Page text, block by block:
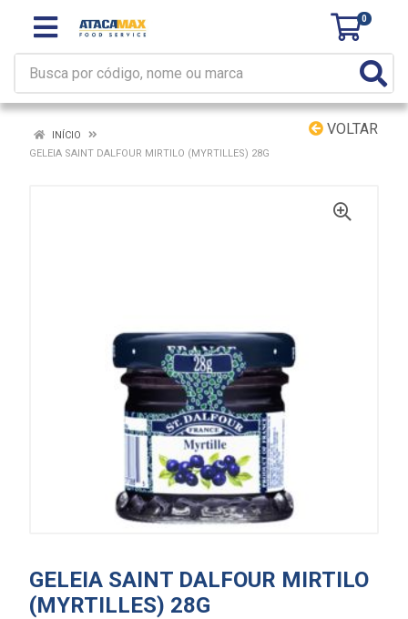
0
VOLTAR
INÍCIO
GELEIA SAINT DALFOUR MIRTILO (MYRTILLES) 28G
GELEIA SAINT DALFOUR MIRTILO
(MYRTILLES) 28G